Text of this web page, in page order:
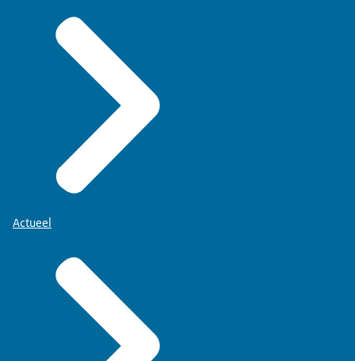
Actueel